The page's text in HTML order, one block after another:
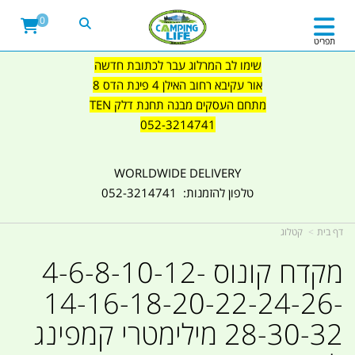
שימו לב המרלוג עבר לכתובת חדשה
אור עקיבא רחוב האילן 4 פינת הדס 8
מתחם העסקים מבנה תחנת דלק TEN
052-3214741
WORLDWIDE DELIVERY
טלפון להזמנות: 052-3214741
תפריט
0
דף בית קטלוג
מקדח קונוס 4-6-8-10-12-
14-16-18-20-22-24-26-
28-30-32 מילימטרי קמפינג